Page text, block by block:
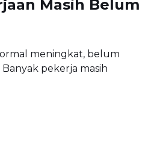
Masih Belum
meningkat, belum
pekerja masih